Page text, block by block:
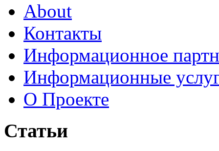
About
Контакты
Информационное
Информационные
О Проекте
Статьи